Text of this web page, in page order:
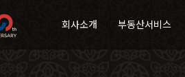
회사소개 부동산서비스